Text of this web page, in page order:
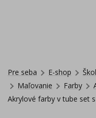
Pre seba E-shop
Maľovanie
Farby
Akrylové farby v tube set